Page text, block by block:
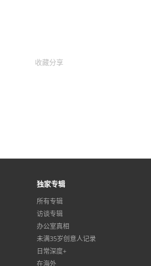
收藏分享
独家专辑
所有专辑
访谈专辑
办公室真相
未满35岁创意人记录
日常深度+
在海外